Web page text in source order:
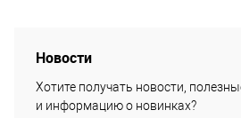
Новости
Хотите получать новости,
и информацию о новинках?